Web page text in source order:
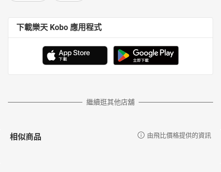
下載樂天 Kobo 應用程式
繼續逛其他店舖
相似商品 由飛比價格提供的資訊